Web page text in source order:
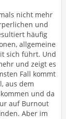
nicht mehr
und
häufig
allgemeine
sich führt. Und
und zeigt es
Fall kommt
aus dem
und da
auf Burnout
Aber im